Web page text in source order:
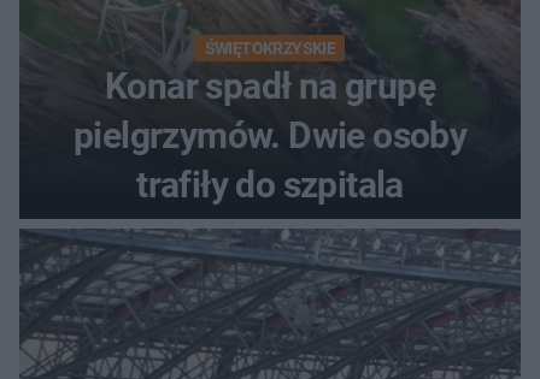
ŚWIĘTOKRZYSKIE
Konar spadł na grupę
pielgrzymów. Dwie osoby
trafiły do szpitala